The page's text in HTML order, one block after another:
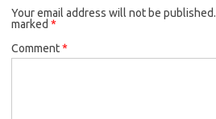
Your email address will not be published.
marked *
Comment*